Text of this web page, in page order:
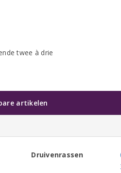
twee à drie
artikelen
Druivenrassen